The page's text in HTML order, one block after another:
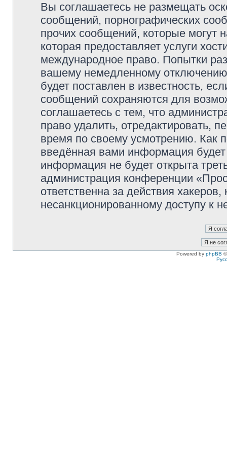
Вы соглашаетесь не размещать
сообщений, порнографических
прочих сообщений, которые могут
которая предоставляет услуги
международное право. Попытки
вашему немедленному
будет поставлен в известность,
сообщений сохраняются для
соглашаетесь с тем, что
право удалить, отредактировать,
время по своему усмотрению. Как
введённая вами информация
информация не будет открыта
администрация конференции
ответственна за действия
несанкционированному доступу к
Powered by phpBB